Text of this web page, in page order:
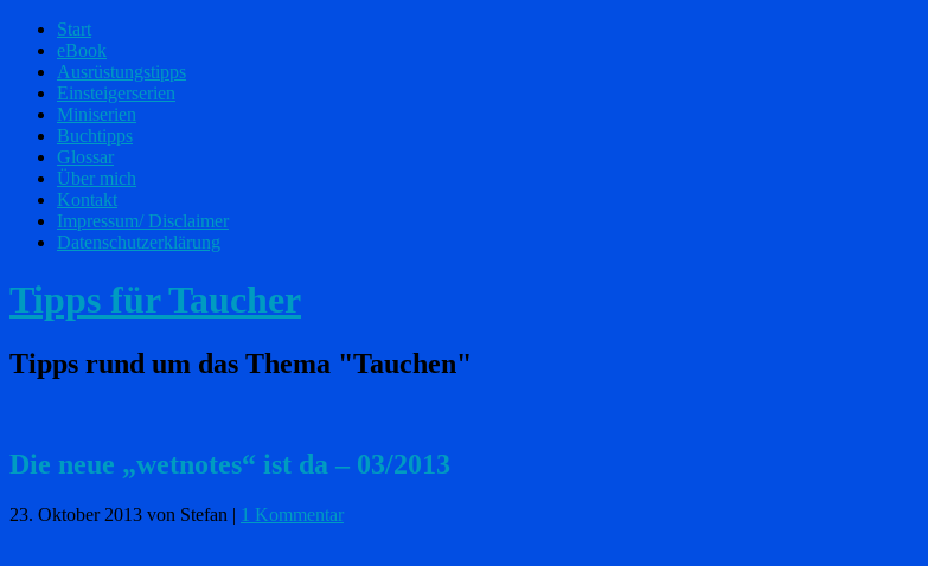
Start
eBook
Ausrüstungstipps
Einsteigerserien
Miniserien
Buchtipps
Glossar
Über mich
Kontakt
Impressum/ Disclaimer
Datenschutzerklärung
Tipps für Taucher
Tipps rund um das Thema "Tauchen"
Die neue „wetnotes“ ist da – 03/2013
23. Oktober 2013 von Stefan | 1 Kommentar